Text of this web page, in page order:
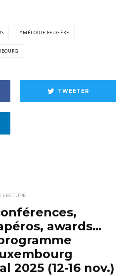
MÉLODIE FEUGÈRE
TWEETER
LECTURE
awards…
2025 (12-16 nov.)